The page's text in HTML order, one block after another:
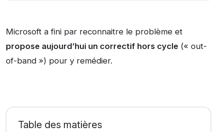
Microsoft a fini par reconnaitre le problème et
propose aujourd’hui un correctif hors cycle (« out-
of-band ») pour y remédier.
Table des matières